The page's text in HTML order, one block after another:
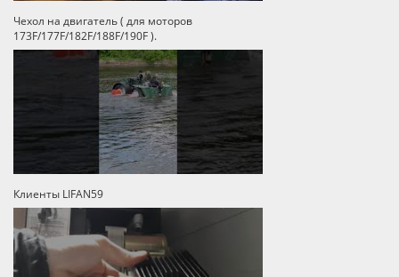
Чехол на двигатель ( для моторов
173F/177F/182F/188F/190F ).
Клиенты LIFAN59